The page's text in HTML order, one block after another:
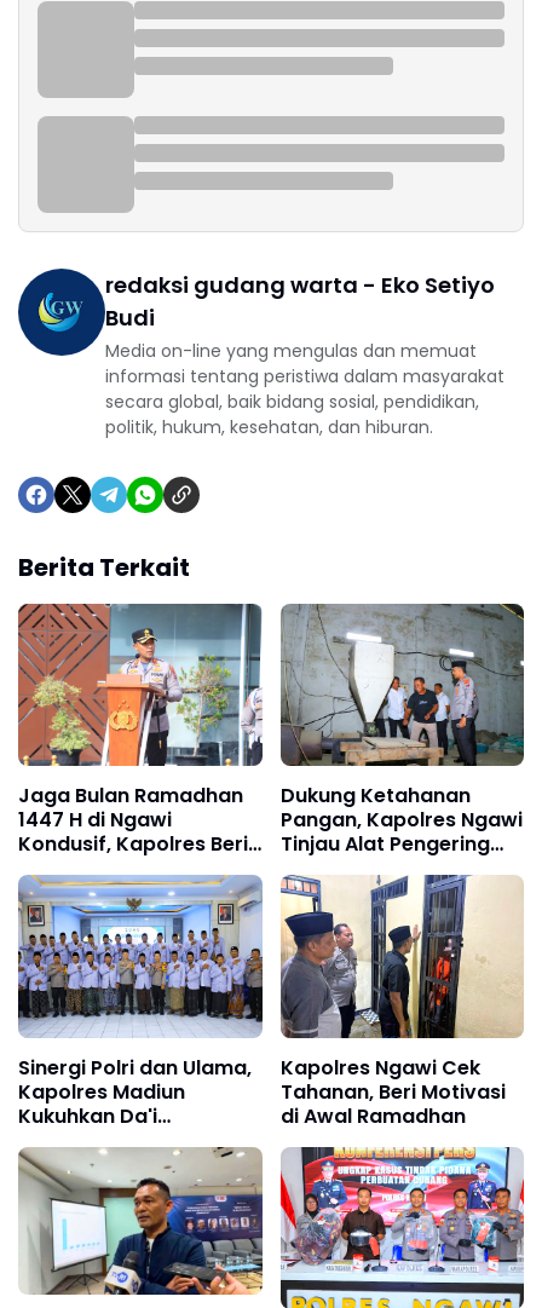
redaksi gudang warta - Eko Setiyo
Budi
Media on-line yang mengulas dan memuat
informasi tentang peristiwa dalam masyarakat
secara global, baik bidang sosial, pendidikan,
politik, hukum, kesehatan, dan hiburan.
Berita Terkait
Jaga Bulan Ramadhan
1447 H di Ngawi
Kondusif, Kapolres Beri
Imbauan Kamtibmas
Dukung Ketahanan
Pangan, Kapolres Ngawi
Tinjau Alat Pengering
Padi di Padas
Sinergi Polri dan Ulama,
Kapolres Madiun
Kukuhkan Da'i
Kamtibmas Periode
2026–2029
Kapolres Ngawi Cek
Tahanan, Beri Motivasi
di Awal Ramadhan